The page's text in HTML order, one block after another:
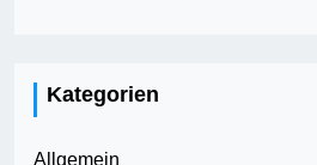
Kategorien
Allgemein